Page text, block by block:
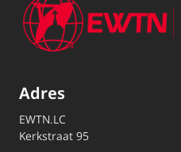
Adres
EWTN.LC
Kerkstraat 95